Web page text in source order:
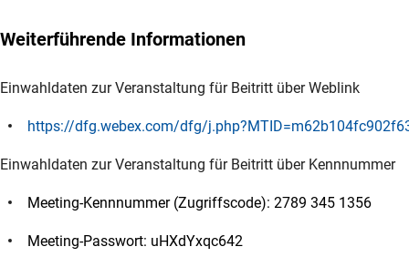
Weiterführende Informationen
Einwahldaten zur Veranstaltung für Beitritt über Weblink
https://dfg.webex.com/dfg/
Einwahldaten zur Veranstaltung für Beitritt über Kennnummer
Meeting-Kennnummer (Zugriffscode): 2789 345 1356
Meeting-Passwort: uHXdYxqc642